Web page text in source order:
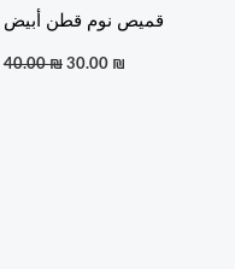
قميص نوم قطن أبيض
40.00₪ 30.00 ₪